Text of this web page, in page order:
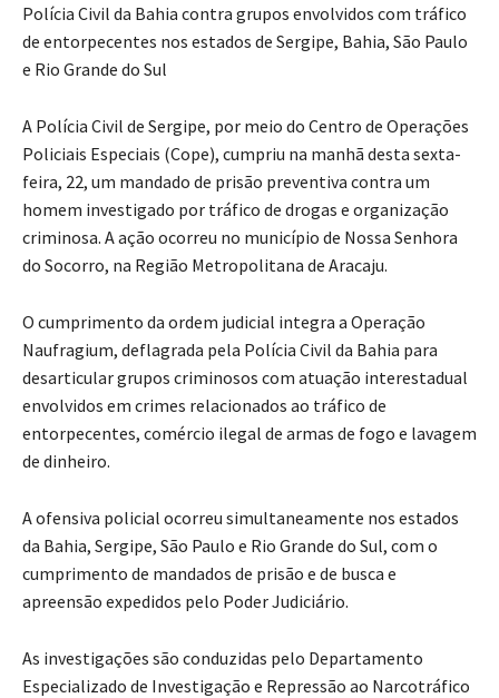
Polícia Civil da Bahia contra grupos envolvidos com tráfico
de entorpecentes nos estados de Sergipe, Bahia, São Paulo
e Rio Grande do Sul
A Polícia Civil de Sergipe, por meio do Centro de Operações
Policiais Especiais (Cope), cumpriu na manhã desta sexta-
feira, 22, um mandado de prisão preventiva contra um
homem investigado por tráfico de drogas e organização
criminosa. A ação ocorreu no município de Nossa Senhora
do Socorro, na Região Metropolitana de Aracaju.
O cumprimento da ordem judicial integra a Operação
Naufragium, deflagrada pela Polícia Civil da Bahia para
desarticular grupos criminosos com atuação interestadual
envolvidos em crimes relacionados ao tráfico de
entorpecentes, comércio ilegal de armas de fogo e lavagem
de dinheiro.
A ofensiva policial ocorreu simultaneamente nos estados
da Bahia, Sergipe, São Paulo e Rio Grande do Sul, com o
cumprimento de mandados de prisão e de busca e
apreensão expedidos pelo Poder Judiciário.
As investigações são conduzidas pelo Departamento
Especializado de Investigação e Repressão ao Narcotráfico